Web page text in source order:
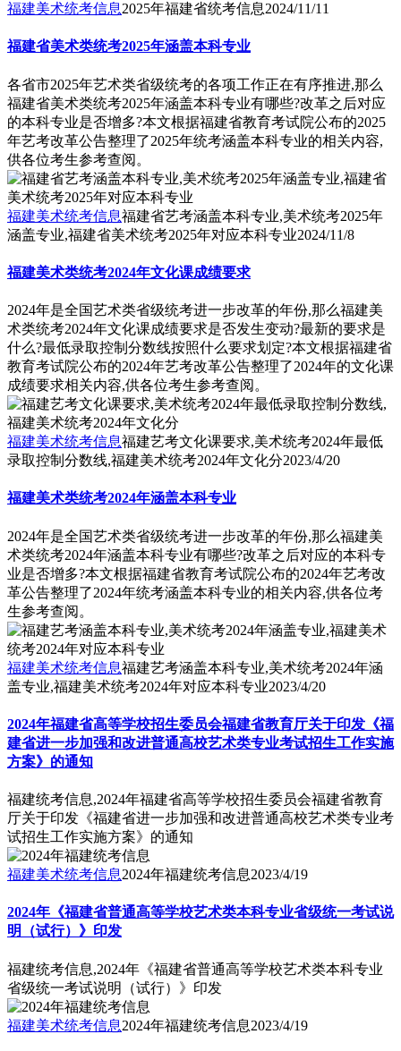
福建美术统考信息2025年福建省统考信息2024/11/11
福建省美术类统考2025年涵盖本科专业
各省市2025年艺术类省级统考的各项工作正在有序推进,那么
福建省美术类统考2025年涵盖本科专业有哪些?改革之后对应
的本科专业是否增多?本文根据福建省教育考试院公布的2025
年艺考改革公告整理了2025年统考涵盖本科专业的相关内容,
供各位考生参考查阅。
福建美术统考信息福建省艺考涵盖本科专业,美术统考2025年
涵盖专业,福建省美术统考2025年对应本科专业2024/11/8
福建美术类统考2024年文化课成绩要求
2024年是全国艺术类省级统考进一步改革的年份,那么福建美
术类统考2024年文化课成绩要求是否发生变动?最新的要求是
什么?最低录取控制分数线按照什么要求划定?本文根据福建省
教育考试院公布的2024年艺考改革公告整理了2024年的文化课
成绩要求相关内容,供各位考生参考查阅。
福建美术统考信息福建艺考文化课要求,美术统考2024年最低
录取控制分数线,福建美术统考2024年文化分2023/4/20
福建美术类统考2024年涵盖本科专业
2024年是全国艺术类省级统考进一步改革的年份,那么福建美
术类统考2024年涵盖本科专业有哪些?改革之后对应的本科专
业是否增多?本文根据福建省教育考试院公布的2024年艺考改
革公告整理了2024年统考涵盖本科专业的相关内容,供各位考
生参考查阅。
福建美术统考信息福建艺考涵盖本科专业,美术统考2024年涵
盖专业,福建美术统考2024年对应本科专业2023/4/20
2024年福建省高等学校招生委员会福建省教育厅关于印发《福
建省进一步加强和改进普通高校艺术类专业考试招生工作实施
方案》的通知
福建统考信息,2024年福建省高等学校招生委员会福建省教育
厅关于印发《福建省进一步加强和改进普通高校艺术类专业考
试招生工作实施方案》的通知
福建美术统考信息2024年福建统考信息2023/4/19
2024年《福建省普通高等学校艺术类本科专业省级统一考试说
明（试行）》印发
福建统考信息,2024年《福建省普通高等学校艺术类本科专业
省级统一考试说明（试行）》印发
福建美术统考信息2024年福建统考信息2023/4/19